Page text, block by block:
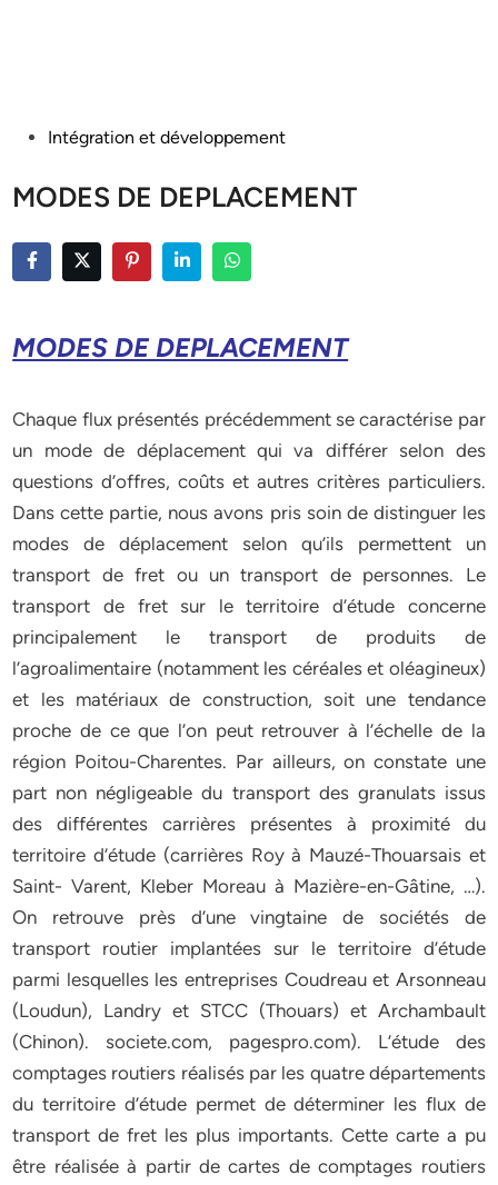
PostedIntégration et développement
MODES DE DEPLACEMENT
MODES DE DEPLACEMENT
Chaque flux présentés précédemment se caractérise par
un mode de déplacement qui va différer selon des
questions d’offres, coûts et autres critères particuliers.
Dans cette partie, nous avons pris soin de distinguer les
modes de déplacement selon qu’ils permettent un
transport de fret ou un transport de personnes. Le
transport de fret sur le territoire d’étude concerne
principalement le transport de produits de
l’agroalimentaire (notamment les céréales et oléagineux)
et les matériaux de construction, soit une tendance
proche de ce que l’on peut retrouver à l’échelle de la
région Poitou-Charentes. Par ailleurs, on constate une
part non négligeable du transport des granulats issus
des différentes carrières présentes à proximité du
territoire d’étude (carrières Roy à Mauzé-Thouarsais et
Saint- Varent, Kleber Moreau à Mazière-en-Gâtine, …).
On retrouve près d’une vingtaine de sociétés de
transport routier implantées sur le territoire d’étude
parmi lesquelles les entreprises Coudreau et Arsonneau
(Loudun), Landry et STCC (Thouars) et Archambault
(Chinon). societe.com, pagespro.com). L’étude des
comptages routiers réalisés par les quatre départements
du territoire d’étude permet de déterminer les flux de
transport de fret les plus importants. Cette carte a pu
être réalisée à partir de cartes de comptages routiers